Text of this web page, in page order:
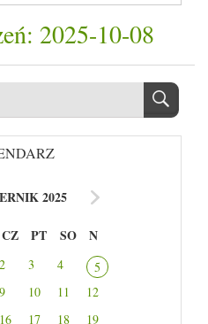
2025-10-08
2025
CZ PT SO N
2 3 4
5
9 10 11
12
16 17 18
19